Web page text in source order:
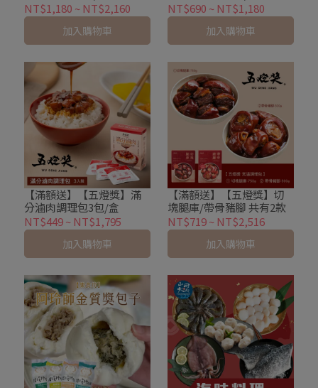
NT$1,180 ~ NT$2,160
加入購物車
NT$690 ~ NT$1,180
加入購物車
【滿額送】【五燈獎】滿
分滷肉調理包3包/盒
NT$449~ NT$1,795
加入購物車
【滿額送】【五燈獎】切
塊腿庫/帶骨豬腳 共有2款
NT$719~ NT$2,516
加入購物車